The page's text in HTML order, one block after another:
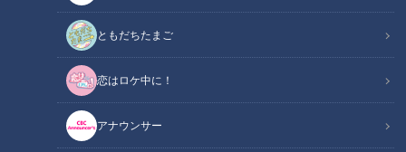
ともだちたまご
恋はロケ中に！
アナウンサー
人気プロレスラー“棚橋弘至”が熱血リポート
東海地方のおすすめスーパー銭湯
熱さに挑戦！売られたケンカを買ってしまった棚橋さん
熱さのおかわりがヤバイ！